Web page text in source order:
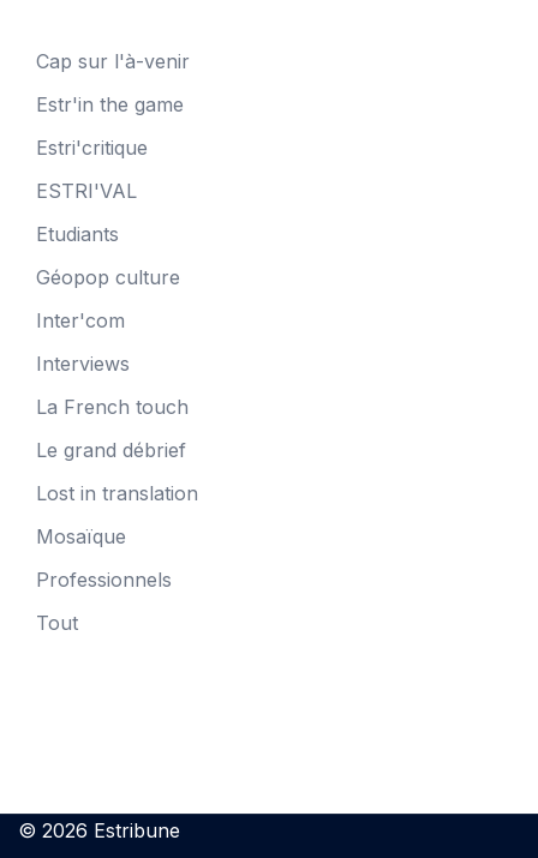
Cap sur l'à-venir
Estr'in the game
Estri'critique
ESTRI'VAL
Etudiants
Géopop culture
Inter'com
Interviews
La French touch
Le grand débrief
Lost in translation
Mosaïque
Professionnels
Tout
© 2026 Estribune